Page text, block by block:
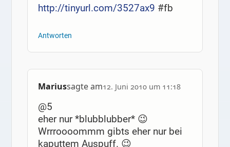
http://tinyurl.com/3527ax9 #fb
Antworten
Mariussagte am12. Juni 2010 um 11:18
@5
eher nur *blubblubber* 😉
Wrrroooommm gibts eher nur bei
kaputtem Auspuff. 😉